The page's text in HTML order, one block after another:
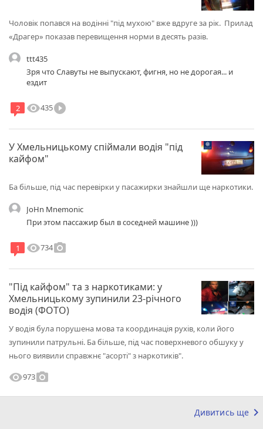
Чоловік попався на водінні "під мухою" вже вдруге за рік. Прилад
«Драгер» показав перевищення норми в десять разів.
ttt435
Зря что Славуты не выпускают, фигня, но не дорогая... и
ездит
2 visibility435play_circle_filled
У Хмельницькому спіймали водія "під
кайфом"
Ба більше, під час перевірки у пасажирки знайшли ще наркотики.
JoHn Mnemonic
При этом пассажир был в соседней машине )))
1 visibility734photo_camera
"Під кайфом" та з наркотиками: у
Хмельницькому зупинили 23-річного
водія (ФОТО)
У водія була порушена мова та координація рухів, коли його
зупинили патрульні. Ба більше, під час поверхневого обшуку у
нього виявили справжнє "асорті" з наркотиків".
visibility973photo_camera
Дивитись ще keyboard_arrow_right